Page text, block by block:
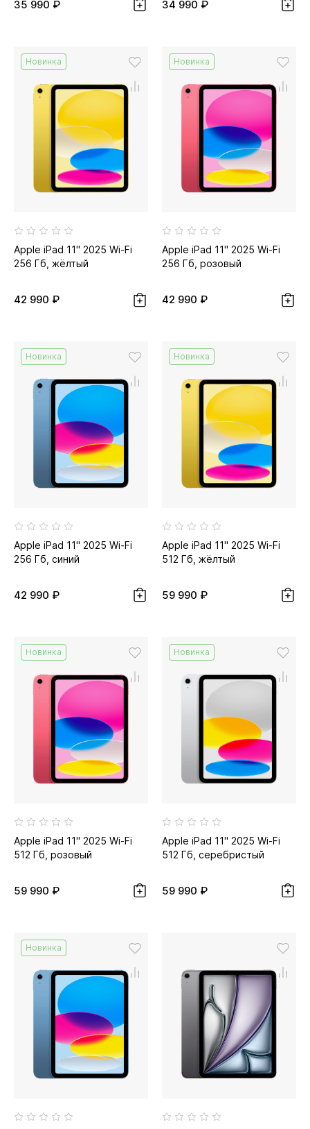
35 990 ₽ 34 990 ₽
Новинка
Apple iPad 11" 2025 Wi-Fi
256 Гб, жёлтый
42 990 ₽
Новинка
Apple iPad 11" 2025 Wi-Fi
256 Гб, розовый
42 990 ₽
Новинка
Apple iPad 11" 2025 Wi-Fi
256 Гб, синий
42 990 ₽
Новинка
Apple iPad 11" 2025 Wi-Fi
512 Гб, жёлтый
59 990 ₽
Новинка
Apple iPad 11" 2025 Wi-Fi
512 Гб, розовый
59 990 ₽
Новинка
Apple iPad 11" 2025 Wi-Fi
512 Гб, серебристый
59 990 ₽
Новинка